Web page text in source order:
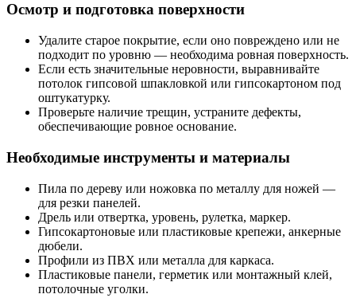
Осмотр и подготовка поверхности
Удалите старое покрытие, если оно повреждено или не
подходит по уровню — необходима ровная поверхность.
Если есть значительные неровности, выравнивайте
потолок гипсовой шпакловкой или гипсокартоном под
оштукатурку.
Проверьте наличие трещин, устраните дефекты,
обеспечивающие ровное основание.
Необходимые инструменты и материалы
Пила по дереву или ножовка по металлу для ножей —
для резки панелей.
Дрель или отвертка, уровень, рулетка, маркер.
Гипсокартоновые или пластиковые крепежи, анкерные
дюбели.
Профили из ПВХ или металла для каркаса.
Пластиковые панели, герметик или монтажный клей,
потолочные уголки.